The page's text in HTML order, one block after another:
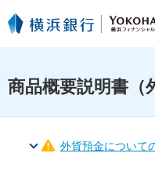
商品概要説明書（
外貨預金について